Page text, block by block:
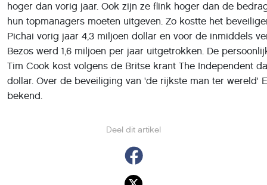
Deel dit artikel
hoger dan vorig jaar. Ook zijn ze flink hoger dan de
hun topmanagers moeten uitgeven. Zo kostte het
Pichai vorig jaar 4,3 miljoen dollar en voor de inmiddels
Bezos werd 1,6 miljoen per jaar uitgetrokken. De
Tim Cook kost volgens de Britse krant The Independent
dollar. Over de beveiliging van 'de rijkste man ter wereld'
bekend.